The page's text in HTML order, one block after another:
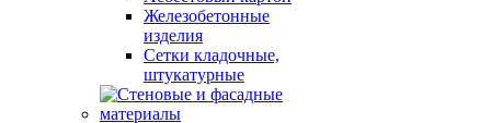
Железобетонные
изделия
Сетки кладочные,
штукатурные